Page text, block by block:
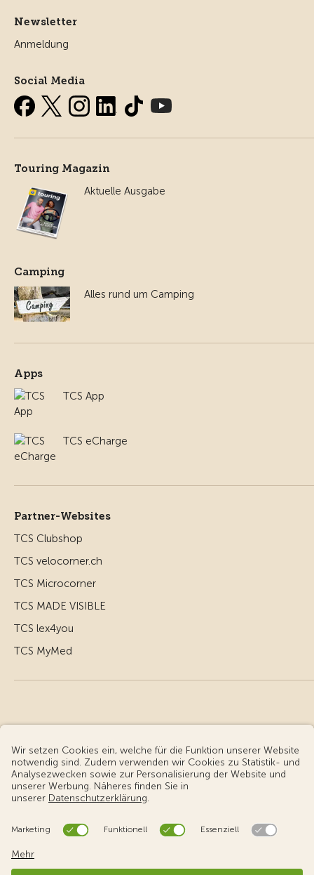
Newsletter
Anmeldung
Social Media
Touring Magazin
Aktuelle Ausgabe
Camping
Alles rund um Camping
Apps
TCS App
TCS eCharge
Partner-Websites
TCS Clubshop
TCS velocorner.ch
TCS Microcorner
TCS MADE VISIBLE
TCS lex4you
TCS MyMed
© Touring Club Schweiz
Benutzungsbedingungen - rechtliche Informationen
Cookie-Einstellungen